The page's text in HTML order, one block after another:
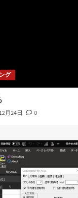
グ
月24日 0